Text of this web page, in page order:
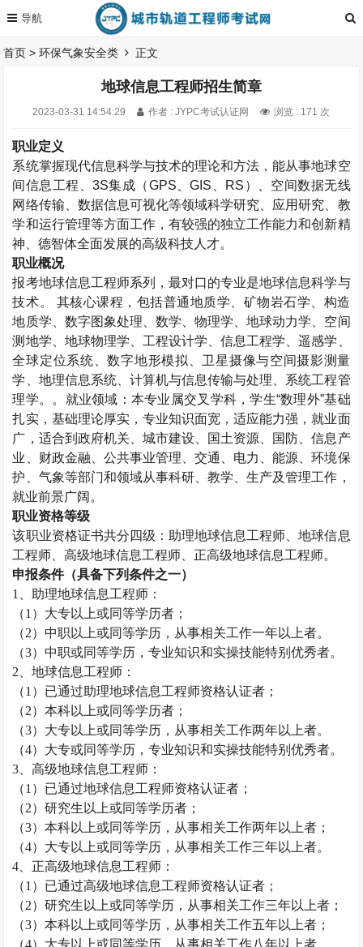
首页 >环保气象安全类 正文
地球信息工程师招生简章
2023-03-31 14:54:29 作者 : JYPC考试认证网 浏览 : 171 次
职业定义
系统掌握现代信息科学与技术的理论和方法，能从事地球空
间信息工程、3S集成（GPS、GIS、RS）、空间数据无线
网络传输、数据信息可视化等领域科学研究、应用研究、教
学和运行管理等方面工作，有较强的独立工作能力和创新精
神、德智体全面发展的高级科技人才。
职业概况
报考地球信息工程师系列，最对口的专业是地球信息科学与
技术。 其核心课程，包括普通地质学、矿物岩石学、构造
地质学、数字图象处理、数学、物理学、地球动力学、空间
测地学、地球物理学、工程设计学、信息工程学、遥感学、
全球定位系统、数字地形模拟、卫星摄像与空间摄影测量
学、地理信息系统、计算机与信息传输与处理、系统工程管
理学。。就业领域：本专业属交叉学科，学生“数理外”基础
扎实，基础理论厚实，专业知识面宽，适应能力强，就业面
广，适合到政府机关、城市建设、国土资源、国防、信息产
业、财政金融、公共事业管理、交通、电力、能源、环境保
护、气象等部门和领域从事科研、教学、生产及管理工作，
就业前景广阔。
职业资格等级
该职业资格证书共分四级：助理地球信息工程师 、地球信息
工程师 、高级地球信息工程师 、正高级地球信息工程师。
申报条件（具备下列条件之一）
1、助理地球信息工程师 ：
（1）大专以上或同等学历者；
（2）中职以上或同等学历，从事相关工作一年以上者。
（3）中职或同等学历，专业知识和实操技能特别优秀者。
2、地球信息工程师 ：
（1）已通过助理地球信息工程师资格认证者；
（2）本科以上或同等学历者；
（3）大专以上或同等学历，从事相关工作两年以上者。
（4）大专或同等学历，专业知识和实操技能特别优秀者。
3、高级地球信息工程师 ：
（1）已通过地球信息工程师资格认证者；
（2）研究生以上或同等学历者；
（3）本科以上或同等学历，从事相关工作两年以上者；
（4）大专以上或同等学历，从事相关工作三年以上者。
4、正高级地球信息工程师 ：
（1）已通过高级地球信息工程师资格认证者；
（2）研究生以上或同等学历，从事相关工作三年以上者；
（3）本科以上或同等学历，从事相关工作五年以上者；
（4）大专以上或同等学历，从事相关工作八年以上者。